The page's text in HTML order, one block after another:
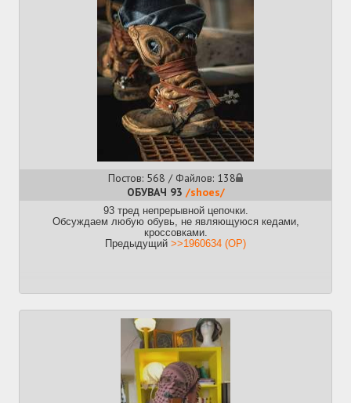
https://www.youtube.com/@WearTesters
обзорщики баскетбольных сникеров с собственным сайтом,
смакованием истории моделей, оценочками и вот это всйо
Гайд по самостоятельному заказу с пойзона без посредов:
https://github.com/motiontopatience/2chFaBuyoutGuide/wiki
Прошлый, лужепердёжный:>>1976882 (OP)
Постов: 568 / Файлов: 138
ОБУВАЧ 93 /shoes/
93 тред непрерывной цепочки.
Обсуждаем любую обувь, не являющуюся кедами,
кроссовками.
Предыдущий >>1960634 (OP)